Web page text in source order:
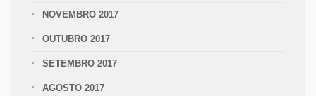
NOVEMBRO 2017
OUTUBRO 2017
SETEMBRO 2017
AGOSTO 2017